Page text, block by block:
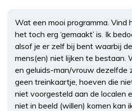
Wat een mooi programma. Vind
het toch erg ‘gemaakt’ is. Ik
alsof je er zelf bij bent waarbij
mens(en) niet lijken te bestaan.
en geluids-man/vrouw dezelfde
geen treinkaartje, hoeven die
niet voorgesteld aan de localen
niet in beeld (willen) komen kan